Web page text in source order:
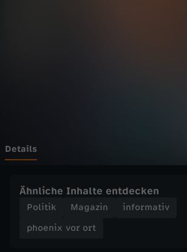
t
M
Details
Ähnliche Inhalte entdecken
Politik Magazin
informativ
phoenix vor ort